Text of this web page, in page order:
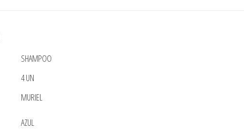
SHAMPOO
4 UN
MURIEL
AZUL